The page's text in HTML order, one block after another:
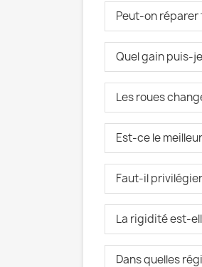
Peut-on réparer
Quel gain puis-
Les roues
Est-ce le
Faut-il
La rigidité est-
Dans quelles